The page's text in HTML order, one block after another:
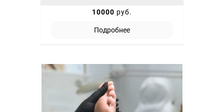
10000 руб.
Подробнее